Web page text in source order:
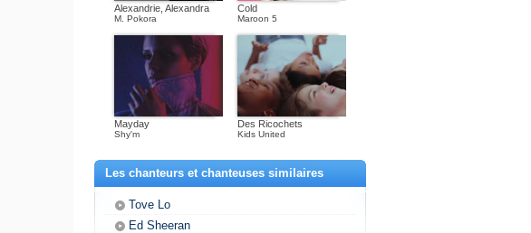
Alexandrie, Alexandra
M. Pokora
Cold
Maroon 5
Mayday
Shy'm
Des Ricochets
Kids United
Les chanteurs et chanteuses similaires
Tove Lo
Ed Sheeran